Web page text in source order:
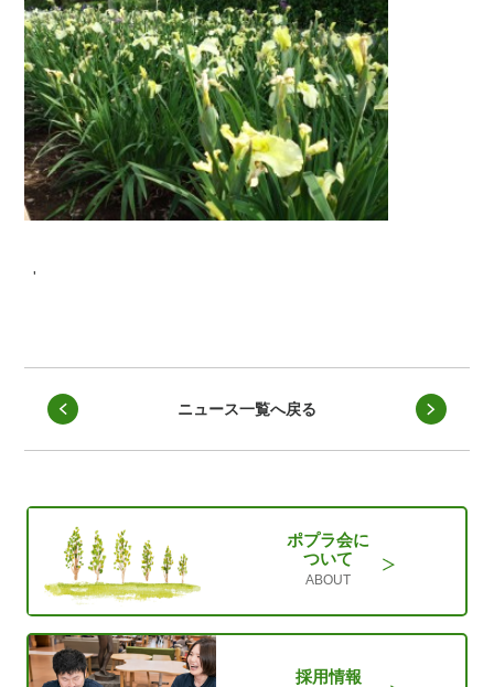
'
ニュース一覧へ戻る
ポプラ会に
ついて
ABOUT
採用情報